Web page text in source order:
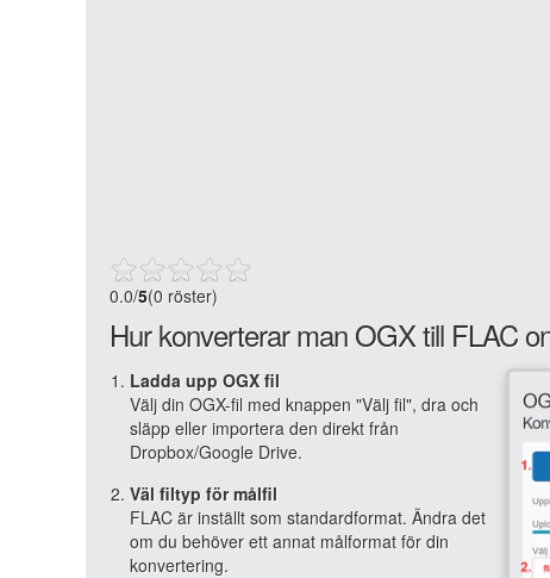
0.0/5(0 röster)
Hur konverterar man OGX till FLAC
Ladda upp OGX fil
Välj din OGX-fil med knappen "Välj fil", dra och
släpp eller importera den direkt från
Dropbox/Google Drive.
Väl filtyp för målfil
FLAC är inställt som standardformat. Ändra det
om du behöver ett annat målformat för din
konvertering.